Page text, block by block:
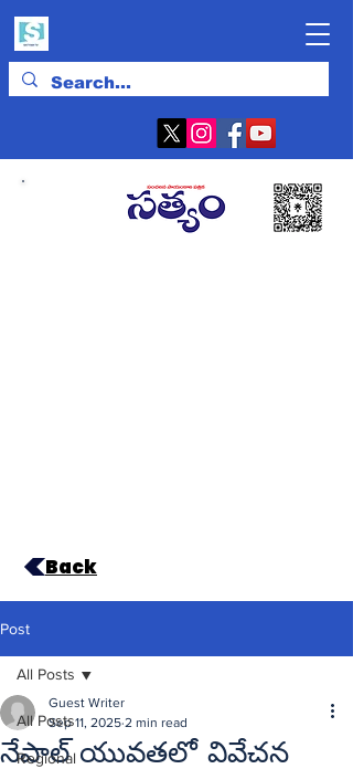
Back
Post
All Posts
Regional
All Posts
నేపాల్‌ యువతలో వివేచన
Guest Writer
Sep 11, 2025 2 min read